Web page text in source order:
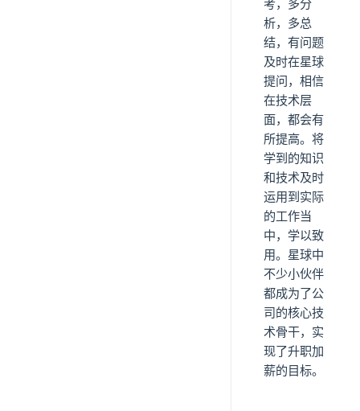
考，多分
析，多总
结，有问题
及时在星球
提问，相信
在技术层
面，都会有
所提高。将
学到的知识
和技术及时
运用到实际
的工作当
中，学以致
用。星球中
不少小伙伴
都成为了公
司的核心技
术骨干，实
现了升职加
薪的目标。